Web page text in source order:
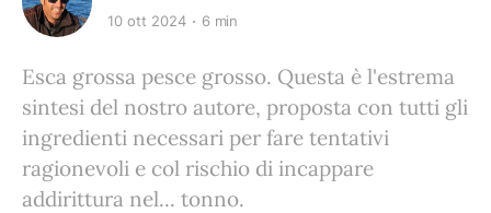
10 ott 2024 6 min
Esca grossa pesce grosso. Questa è l'estrema
sintesi del nostro autore, proposta con tutti gli
ingredienti necessari per fare tentativi
ragionevoli e col rischio di incappare
addirittura nel... tonno.